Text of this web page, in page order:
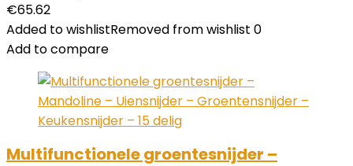
€65.62
Added to wishlistRemoved from wishlist 0
Add to compare
Multifunctionele groentesnijder –